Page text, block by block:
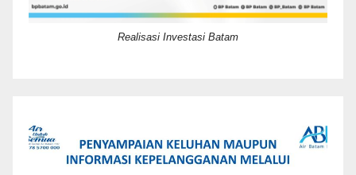
Realisasi Investasi Batam